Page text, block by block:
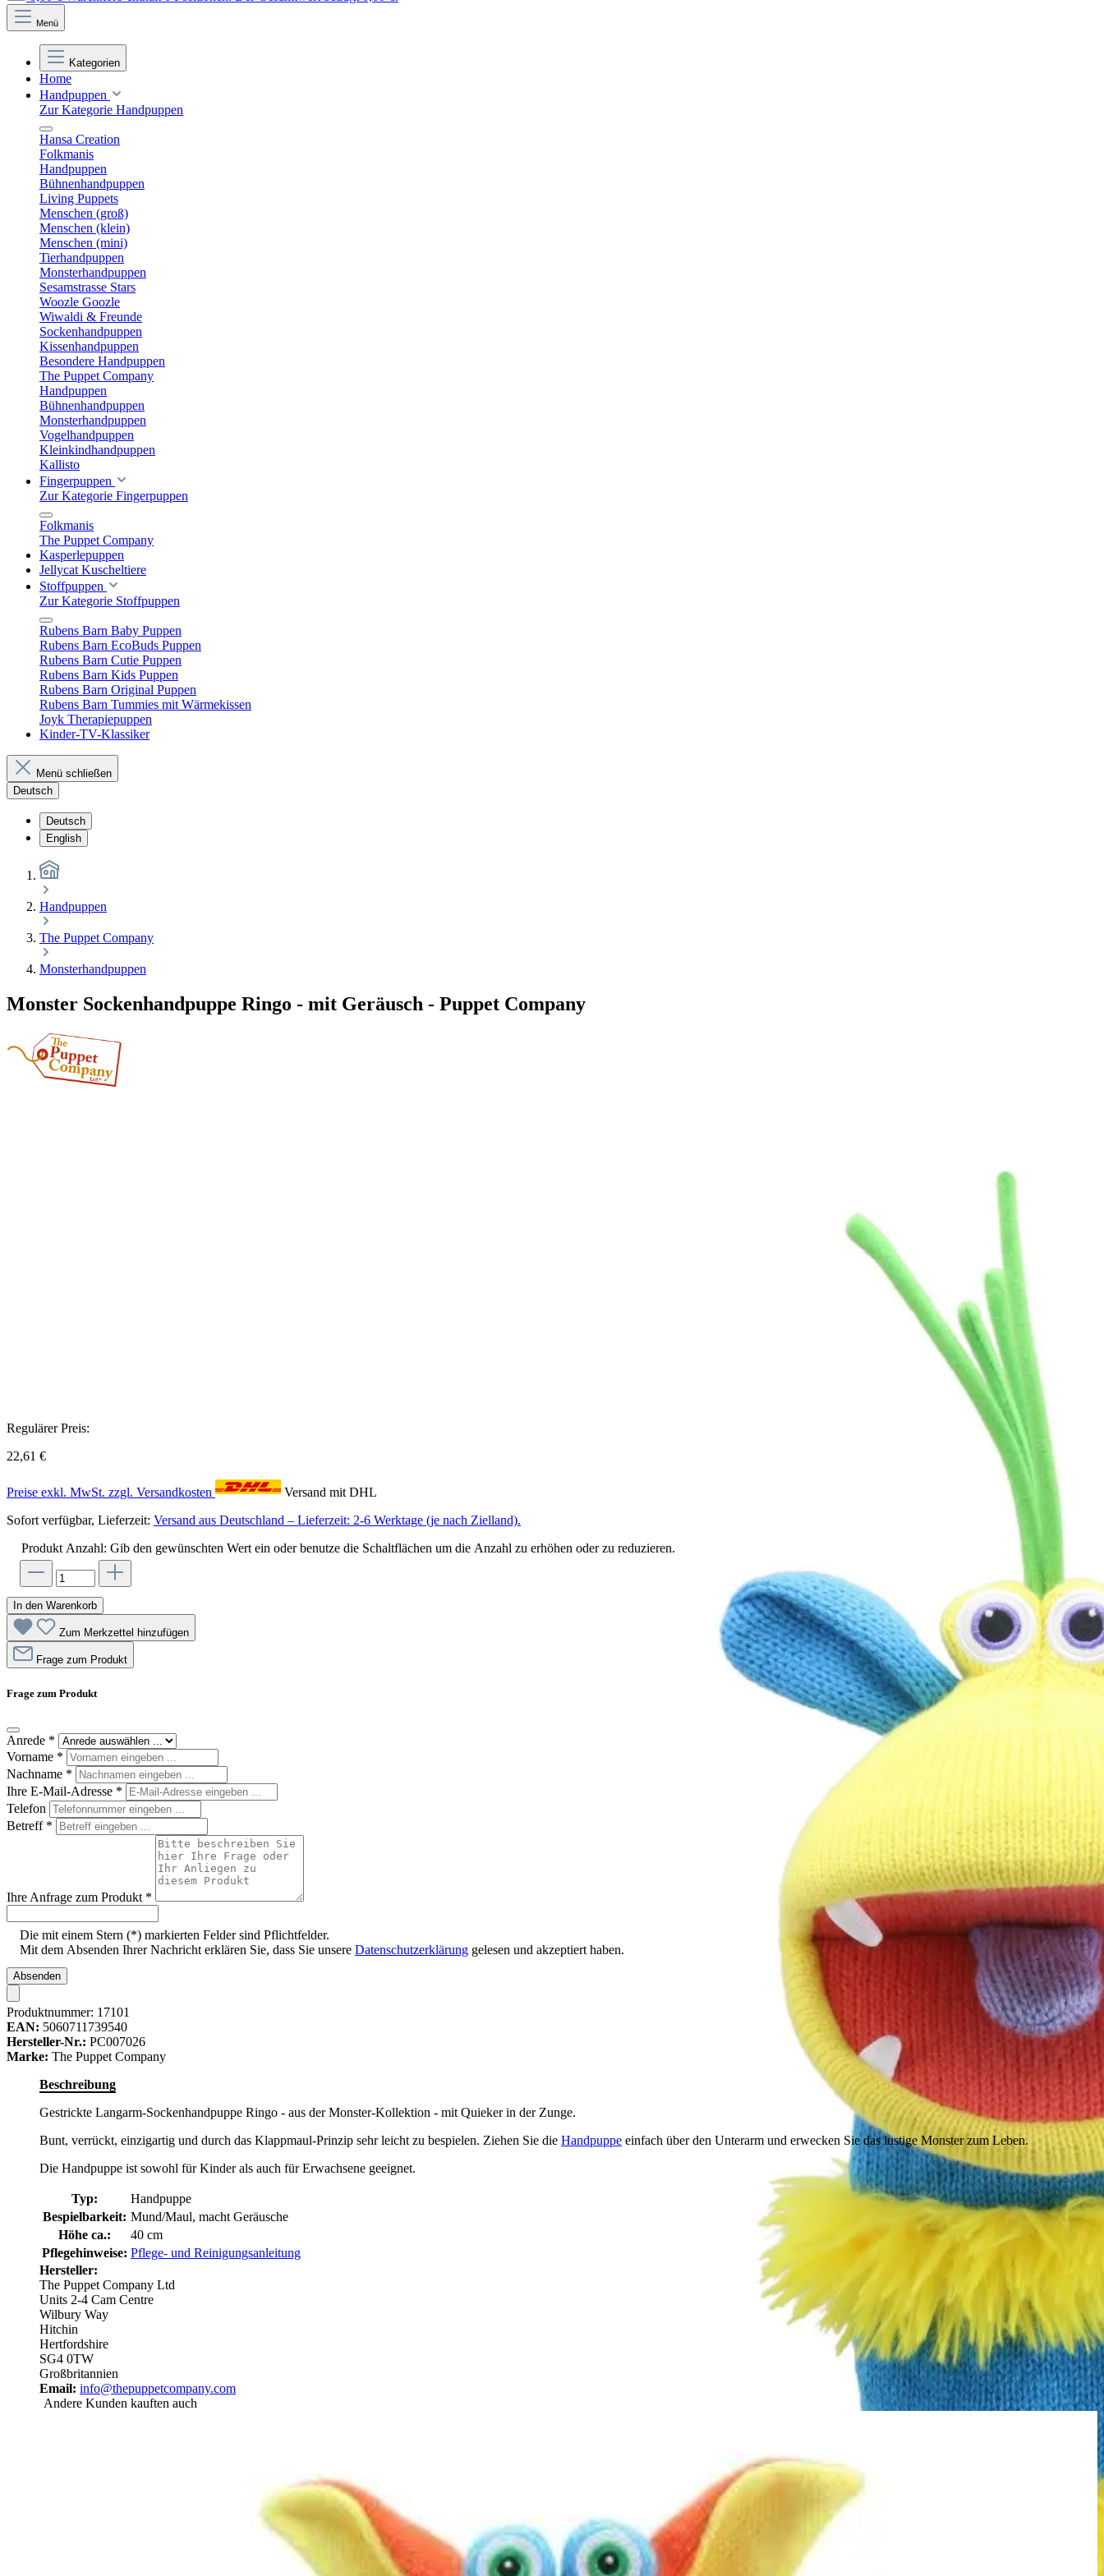
Menü
Kategorien
Home
Handpuppen
Zur Kategorie Handpuppen
Hansa Creation
Folkmanis
Handpuppen
Bühnenhandpuppen
Living Puppets
Menschen (groß)
Menschen (klein)
Menschen (mini)
Tierhandpuppen
Monsterhandpuppen
Sesamstrasse Stars
Woozle Goozle
Wiwaldi & Freunde
Sockenhandpuppen
Kissenhandpuppen
Besondere Handpuppen
The Puppet Company
Handpuppen
Bühnenhandpuppen
Monsterhandpuppen
Vogelhandpuppen
Kleinkindhandpuppen
Kallisto
Fingerpuppen
Zur Kategorie Fingerpuppen
Folkmanis
The Puppet Company
Kasperlepuppen
Jellycat Kuscheltiere
Stoffpuppen
Zur Kategorie Stoffpuppen
Rubens Barn Baby Puppen
Rubens Barn EcoBuds Puppen
Rubens Barn Cutie Puppen
Rubens Barn Kids Puppen
Rubens Barn Original Puppen
Rubens Barn Tummies mit Wärmekissen
Joyk Therapiepuppen
Kinder-TV-Klassiker
Menü schließen
Deutsch
Deutsch
English
Handpuppen
The Puppet Company
Monsterhandpuppen
Monster Sockenhandpuppe Ringo - mit Geräusch - Puppet Company
Regulärer Preis:
22,61 €
Preise exkl. MwSt. zzgl. Versandkosten
Versand mit DHL
Sofort verfügbar, Lieferzeit: Versand aus Deutschland – Lieferzeit: 2-6 Werktage (je nach Zielland).
Produkt Anzahl: Gib den gewünschten Wert ein oder benutze die Schaltflächen um die Anzahl zu erhöhen oder zu reduzieren.
In den Warenkorb
Zum Merkzettel hinzufügen
Frage zum Produkt
Frage zum Produkt
Anrede *
Vorname *
Nachname *
Ihre E-Mail-Adresse *
Telefon
Betreff *
Ihre Anfrage zum Produkt *
Die mit einem Stern (*) markierten Felder sind Pflichtfelder.
Mit dem Absenden Ihrer Nachricht erklären Sie, dass Sie unsere Datenschutzerklärung gelesen und akzeptiert haben.
Absenden
Produktnummer: 17101
EAN: 5060711739540
Hersteller-Nr.: PC007026
Marke: The Puppet Company
Beschreibung
Gestrickte Langarm-Sockenhandpuppe Ringo - aus der Monster-Kollektion - mit Quieker in der Zunge.
Bunt, verrückt, einzigartig und durch das Klappmaul-Prinzip sehr leicht zu bespielen. Ziehen Sie die Handpuppe einfach über den Unterarm und erwecken Sie das lustige Monster zum Leben.
Die Handpuppe ist sowohl für Kinder als auch für Erwachsene geeignet.
Typ:
Handpuppe
Bespielbarkeit: Mund/Maul, macht Geräusche
Höhe ca.:
40 cm
Pflegehinweise: Pflege- und Reinigungsanleitung
Hersteller:
The Puppet Company Ltd
Units 2-4 Cam Centre
Wilbury Way
Hitchin
Hertfordshire
SG4 0TW
Großbritannien
Email: info@thepuppetcompany.com
Andere Kunden kauften auch